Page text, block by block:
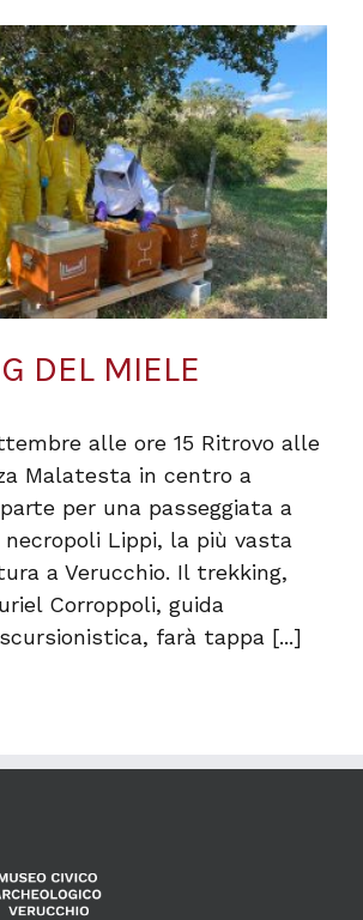
DEL MIELE
alle ore 15 Ritrovo alle
Malatesta in centro a
per una passeggiata a
necropoli Lippi, la più vasta
a Verucchio. Il trekking,
Corroppoli, guida
farà tappa [...]